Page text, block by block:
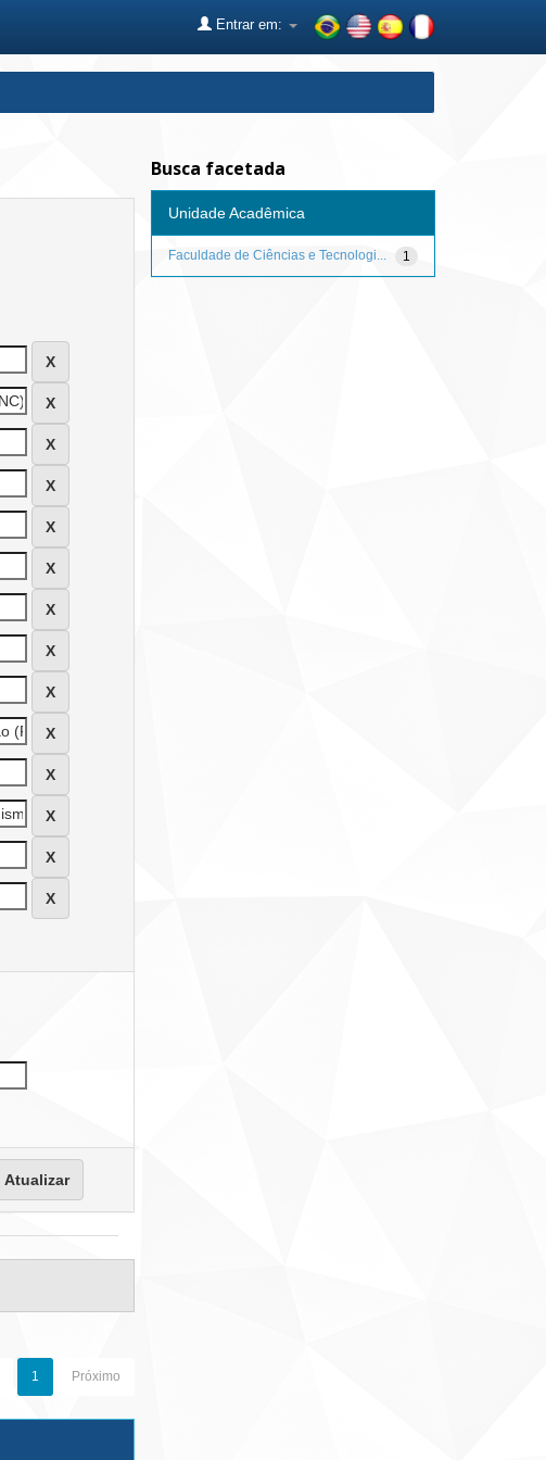
Entrar em:
1 Próximo
Busca facetada
Unidade Acadêmica
1
Faculdade de Ciências e Tecnologi...